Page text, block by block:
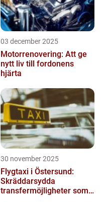
03 december 2025
Motorrenovering: Att ge
nytt liv till fordonens
hjärta
30 november 2025
Flygtaxi i Östersund:
Skräddarsydda
transfermöjligheter som